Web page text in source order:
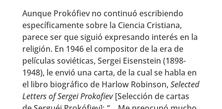
Aunque Prokófiev no continuó escribiendo
específicamente sobre la Ciencia Cristiana,
parece ser que siguió expresando interés en la
religión. En 1946 el compositor de la era de
películas soviéticas, Sergei Eisenstein (1898-
1948), le envió una carta, de la cual se habla en
el libro biográfico de Harlow Robinson, Selected
Letters of Sergei Prokofiev[Selección de cartas